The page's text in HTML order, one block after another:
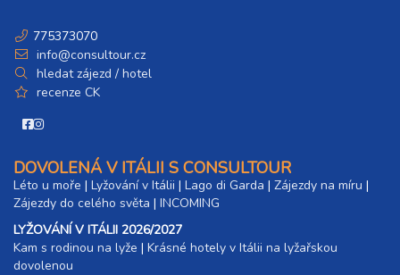
775373070
info@consultour.cz
hledat zájezd / hotel
recenze CK
DOVOLENÁ V ITÁLII S CONSULTOUR
Léto u moře | Lyžování v Itálii | Lago di Garda | Zájezdy na míru |
Zájezdy do celého světa | INCOMING
LYŽOVÁNÍ V ITÁLII 2026/2027
Kam s rodinou na lyže |​ Krásné hotely v Itálii na lyžařskou
dovolenou